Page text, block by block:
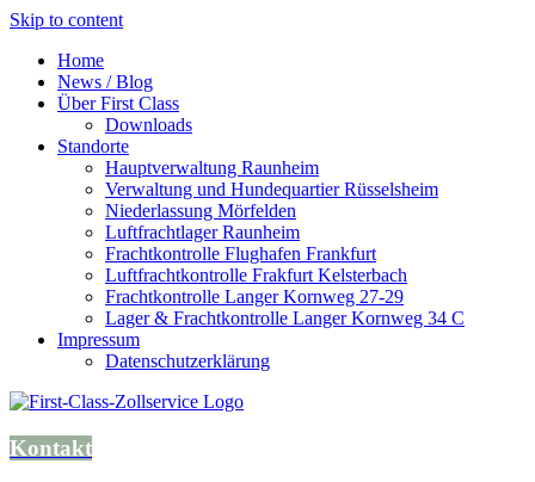
Skip to content
Home
News / Blog
Über First Class
Downloads
Standorte
Hauptverwaltung Raunheim
Verwaltung und Hundequartier Rüsselsheim
Niederlassung Mörfelden
Luftfrachtlager Raunheim
Frachtkontrolle Flughafen Frankfurt
Luftfrachtkontrolle Frakfurt Kelsterbach
Frachtkontrolle Langer Kornweg 27-29
Lager & Frachtkontrolle Langer Kornweg 34 C
Impressum
Datenschutzerklärung
Kontakt